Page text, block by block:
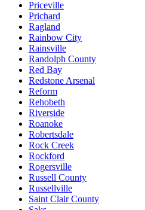
Priceville
Prichard
Ragland
Rainbow City
Rainsville
Randolph County
Red Bay
Redstone Arsenal
Reform
Rehobeth
Riverside
Roanoke
Robertsdale
Rock Creek
Rockford
Rogersville
Russell County
Russellville
Saint Clair County